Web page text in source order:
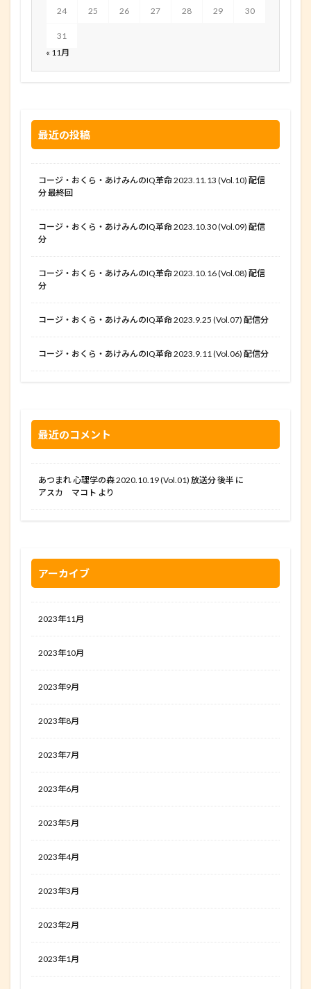
24 25 26 27 28 29 30
31
« 11月
最近の投稿
コージ・おくら・あけみんのIQ革命 2023.11.13 (Vol.10) 配信
分 最終回
コージ・おくら・あけみんのIQ革命 2023.10.30 (Vol.09) 配信
分
コージ・おくら・あけみんのIQ革命 2023.10.16 (Vol.08) 配信
分
コージ・おくら・あけみんのIQ革命 2023.9.25 (Vol.07) 配信分
コージ・おくら・あけみんのIQ革命 2023.9.11 (Vol.06) 配信分
最近のコメント
あつまれ 心理学の森 2020.10.19 (Vol.01) 放送分 後半 に
アスカ マコト より
アーカイブ
2023年11月
2023年10月
2023年9月
2023年8月
2023年7月
2023年6月
2023年5月
2023年4月
2023年3月
2023年2月
2023年1月